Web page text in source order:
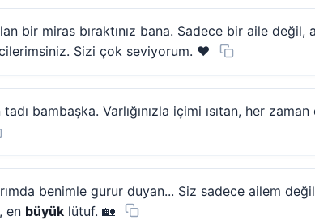
bir miras bıraktınız bana. Sadece bir aile değil,
Sizi çok seviyorum. ❤️
bambaşka. Varlığınızla içimi ısıtan, her
benimle gurur duyan... Siz sadece ailem
en büyük lütuf. 🏡